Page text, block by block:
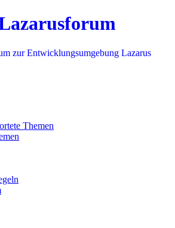
zur Entwicklungsumgebung Lazarus
Themen